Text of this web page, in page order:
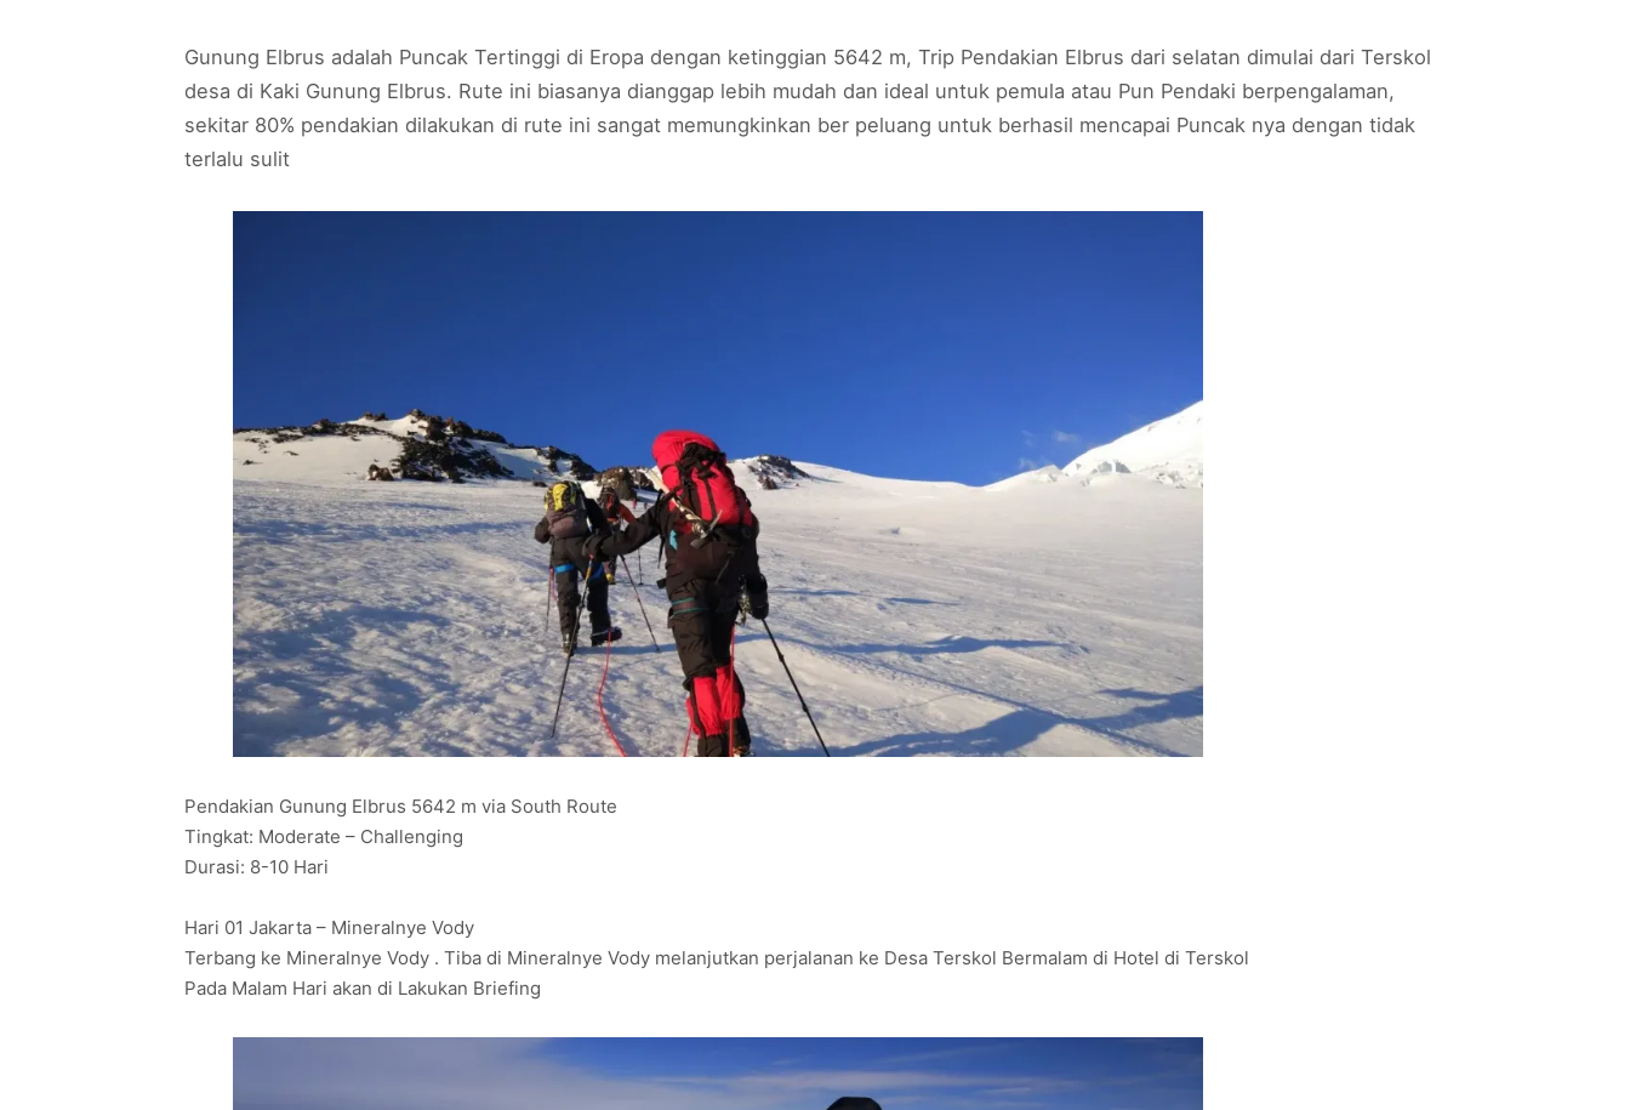
Gunung Elbrus adalah Puncak Tertinggi di Eropa dengan ketinggian 5642 m, Trip Pendakian Elbrus dari selatan dimulai dari Terskol
desa di Kaki Gunung Elbrus. Rute ini biasanya dianggap lebih mudah dan ideal untuk pemula atau Pun Pendaki berpengalaman,
sekitar 80% pendakian dilakukan di rute ini sangat memungkinkan ber peluang untuk berhasil mencapai Puncak nya dengan tidak
terlalu sulit
Pendakian Gunung Elbrus 5642 m via South Route
Tingkat: Moderate – Challenging
Durasi: 8-10 Hari
Hari 01 Jakarta – Mineralnye Vody
Terbang ke Mineralnye Vody . Tiba di Mineralnye Vody melanjutkan perjalanan ke Desa Terskol Bermalam di Hotel di Terskol
Pada Malam Hari akan di Lakukan Briefing